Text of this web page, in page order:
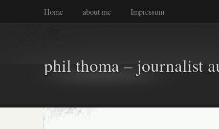
Home about me Impressum
phil thoma – journalist